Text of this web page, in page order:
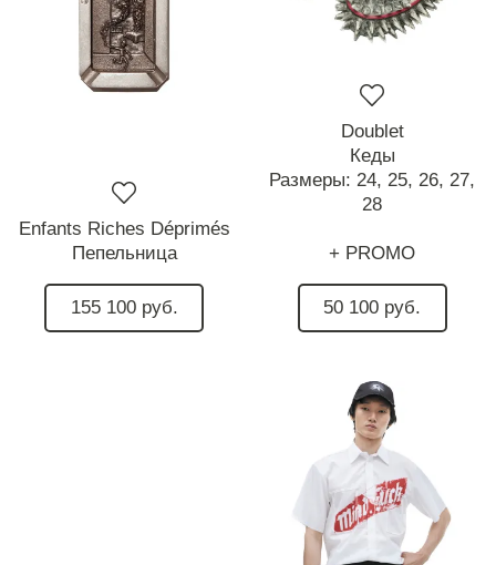
Enfants Riches Déprimés
Пепельница
155 100 руб.
Doublet
Кеды
Размеры: 24, 25, 26, 27,
28
+ PROMO
50 100 руб.